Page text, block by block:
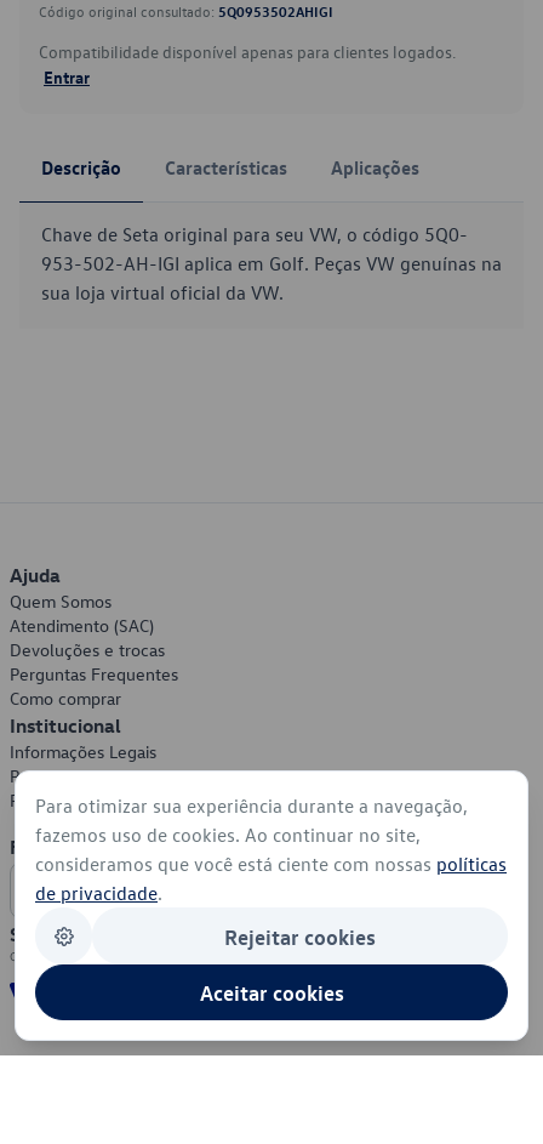
Código original consultado: 5Q0953502AHIGI
Compatibilidade disponível apenas para clientes logados.
Entrar
Descrição Características Aplicações
Chave de Seta original para seu VW, o código 5Q0-
953-502-AH-IGI aplica em Golf. Peças VW genuínas na
sua loja virtual oficial da VW.
Ajuda
Quem Somos
Atendimento (SAC)
Devoluções e trocas
Perguntas Frequentes
Como comprar
Institucional
Informações Legais
Política de Privacidade
Política de Cookies
Formas de Pagamento
Segurança
Para otimizar sua experiência durante a navegação,
fazemos uso de cookies. Ao continuar no site,
consideramos que você está ciente com nossas políticas
de privacidade.
Rejeitar cookies
Aceitar cookies